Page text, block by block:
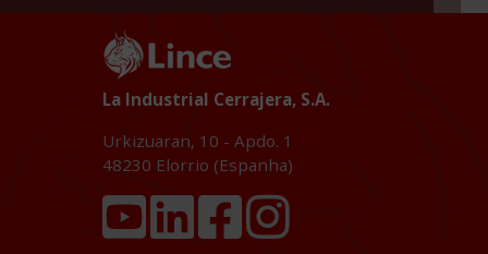
La Industrial Cerrajera, S.A.
Urkizuaran, 10 - Apdo. 1
48230 Elorrio (Espanha)